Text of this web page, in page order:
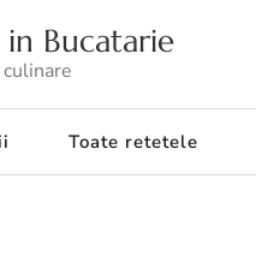
in Bucatarie
Toate retetele